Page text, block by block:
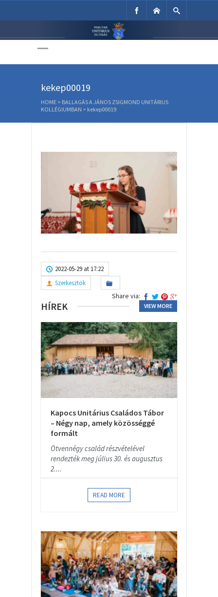
Unitárius Egyház
kekep00019
HOME > BALLAGÁS A JÁNOS ZSIGMOND UNITÁRIUS
KOLLÉGIUMBAN > kekep00019
2022-05-29 at 17:22
Szerkesztok
Share via:
HÍREK VIEW MORE
Kapocs Unitárius Családos Tábor
– Négy nap, amely közösséggé
formált
Ötvennégy család részvételével
rendezték meg július 30. és augusztus
2....
READ MORE